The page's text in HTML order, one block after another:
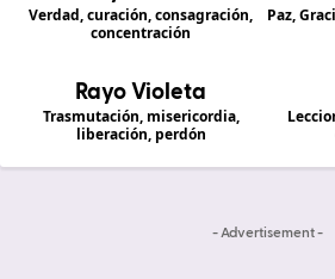
Verdad, curación, consagración,
concentración
Paz,
Rayo Violeta
Trasmutación, misericordia,
liberación, perdón
- Advertisement -